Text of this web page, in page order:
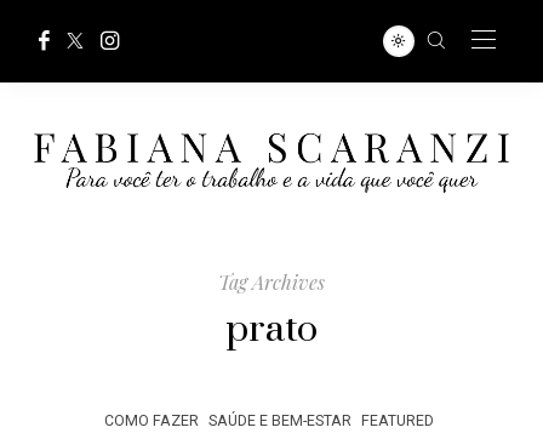
Tag Archives
prato
COMO FAZER SAÚDE E BEM-ESTAR FEATURED